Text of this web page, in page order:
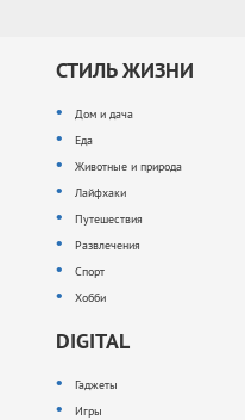
СТИЛЬ ЖИЗНИ
Дом и дача
Еда
Животные и природа
Лайфхаки
Путешествия
Развлечения
Спорт
Хобби
DIGITAL
Гаджеты
Игры